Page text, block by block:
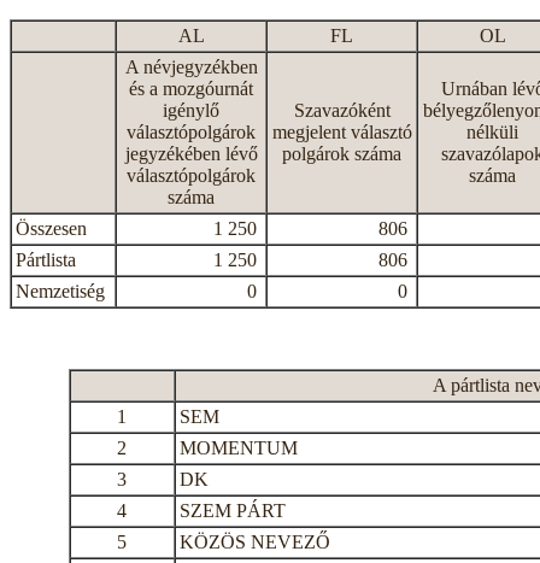
AL FL
OL
A névjegyzékben
és a mozgóurnát
igénylő
választópolgárok
jegyzékében lévő
választópolgárok
száma
Szavazóként
megjelent választó
polgárok száma
Urnában
nélküli
száma
Összesen 1 250
806
Pártlista
1 250
806
Nemzetiség
0 0
A pártlista
1
SEM
2
MOMENTUM
3
DK
4
SZEM PÁRT
5
KÖZÖS NEVEZŐ